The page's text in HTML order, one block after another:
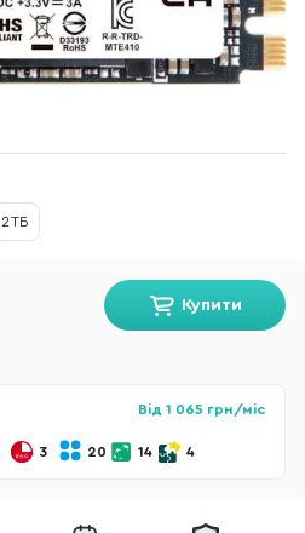
2 ТБ
Купити
Від 1 065 грн/міс
3 20 14 4